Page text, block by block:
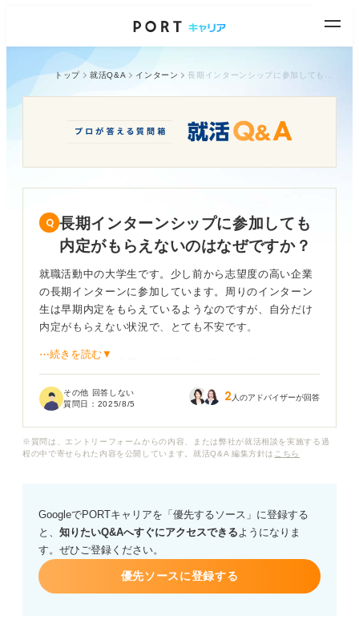
トップ 就活Q&A インターン
長期インターンシップに参加しても
内定がもらえないのはなぜですか？
就職活動中の大学生です。少し前から志望度の高い企業
の長期インターンに参加しています。周りのインターン
生は早期内定をもらえているようなのですが、自分だけ
内定がもらえない状況で、とても不安です。
もしかしたら、企業から評価されていないのかもしれな
しまいます。このまま続けても内定がもらえないのでは
できる具体的な挽回方法などについて、アドバイスをお
願いいたします。
⋯続きを読む▼
その他 回答しない
質問日： 2025/8/5 2 人のアドバイザーが回答
※質問は、エントリーフォームからの内容、または弊社が就活相談を実施する過
程の中で寄せられた内容を公開しています。就活Q&A 編集方針は こちら
GoogleでPORTキャリアを「優先するソース」に登録する
と、 知りたいQ&Aへすぐにアクセスできるようになりま
す。ぜひご登録ください。
優先ソースに登録する